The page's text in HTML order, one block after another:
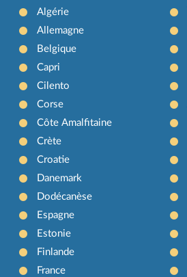
Algérie
Allemagne
Belgique
Capri
Cilento
Corse
Côte Amalfitaine
Crète
Croatie
Danemark
Dodécanèse
Espagne
Estonie
Finlande
France